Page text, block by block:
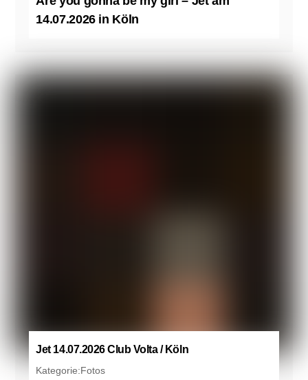
14.07.2026 in Köln
Jet 14.07.2026 Club Volta / Köln
Kategorie:Fotos